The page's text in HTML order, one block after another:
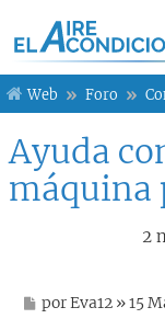
Web Foro
Ayuda
máquina
2
M
porEva12 » 15